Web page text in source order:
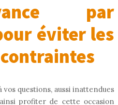
par
éviter les
questions, aussi inattendues
profiter de cette occasion